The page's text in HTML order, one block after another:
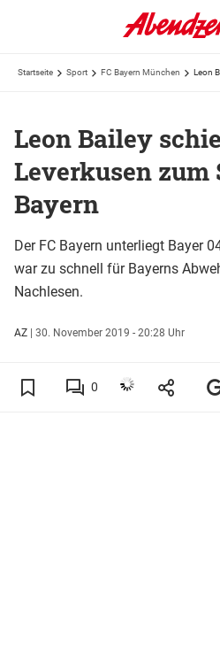
Startseite Sport FC Bayern München
Leon Bailey
Leverkusen zum
Bayern
Der FC Bayern unterliegt Bayer
war zu schnell für Bayerns
Nachlesen.
AZ | 30. November 2019 - 20:28 Uhr
0